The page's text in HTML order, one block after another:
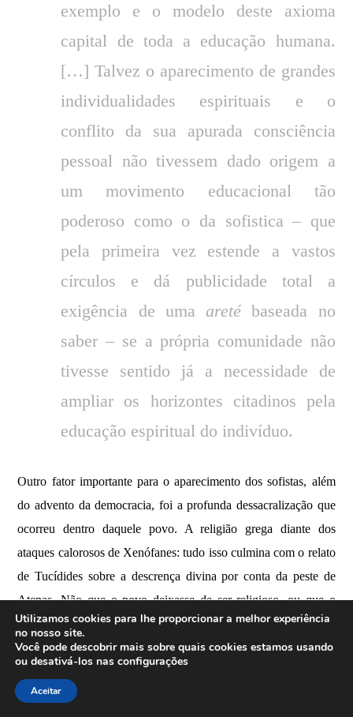
exemplo e o modelo deste axioma
capital de toda a educação humana.
[…] Talvez o aparecimento de grandes
individualidades espirituais e o
conflito da sua apurada consciência
pessoal não tivessem dado origem a
um movimento educacional tão
poderoso como o da sofistica – que
pela primeira vez estende a vastos
círculos e dá publicidade total a
exigência de umaareté baseada no
saber – se a própria comunidade não
tivesse sentido já a necessidade de
ampliar os horizontes citadinos pela
educação espiritual do indivíduo.
Outro fator importante para o aparecimento dos sofistas, além
do advento da democracia, foi a profunda dessacralização que
ocorreu dentro daquele povo. A religião grega diante dos
ataques calorosos de Xenófanes: tudo isso culmina com o relato
de Tucídides sobre a descrença divina por conta da peste de
Atenas. Não que o povo deixasse de ser religioso, ou que o
Estado passasse a ser laico, mas sim que a dessacralização dos
deuses fez com que os sofistas discutissem, por exemplo, temas
como as leis, o estado de natureza, a linguagem e a filosofia
política. Ora, é aí que Protágoras diz que não se pode falar
Utilizamos cookies para lhe proporcionar a melhor experiência
no nosso site.
Você pode descobrir mais sobre quais cookies estamos usando
ou desativá-los nas configurações
Aceitar